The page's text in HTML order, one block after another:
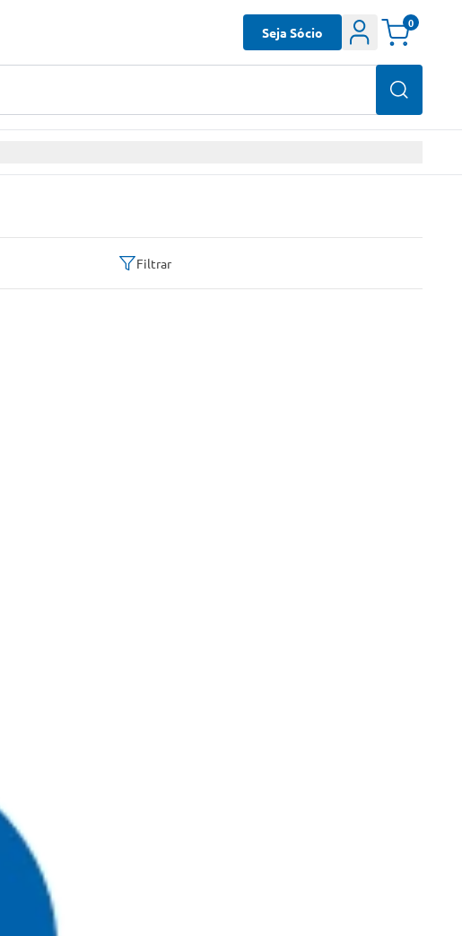
Seja Sócio
0
Filtrar